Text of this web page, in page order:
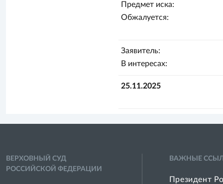
Предмет иска:
Обжалуется:
Заявитель:
В интересах:
25.11.2025
ВЕРХОВНЫЙ СУД
РОССИЙСКОЙ ФЕДЕРАЦИИ
ВАЖНЫЕ
Президент